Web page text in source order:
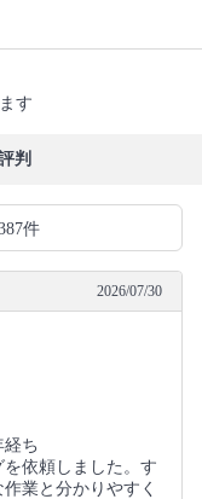
す
判
件
2026/07/30
経ち
依頼しました。す
業と分かりやすく